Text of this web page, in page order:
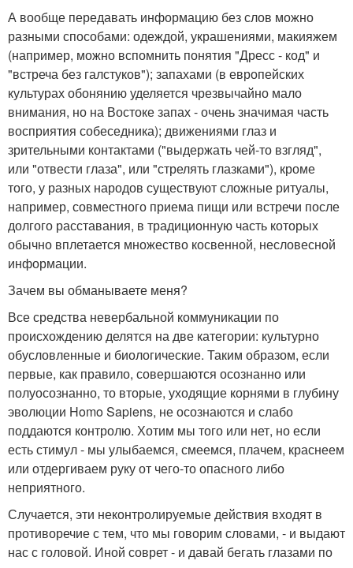
А вообще передавать информацию без слов можно
разными способами: одеждой, украшениями, макияжем
(например, можно вспомнить понятия "Дресс - код" и
"встреча без галстуков"); запахами (в европейских
культурах обонянию уделяется чрезвычайно мало
внимания, но на Востоке запах - очень значимая часть
восприятия собеседника); движениями глаз и
зрительными контактами ("выдержать чей-то взгляд",
или "отвести глаза", или "стрелять глазками"), кроме
того, у разных народов существуют сложные ритуалы,
например, совместного приема пищи или встречи после
долгого расставания, в традиционную часть которых
обычно вплетается множество косвенной, несловесной
информации.
Зачем вы обманываете меня?
Все средства невербальной коммуникации по
происхождению делятся на две категории: культурно
обусловленные и биологические. Таким образом, если
первые, как правило, совершаются осознанно или
полуосознанно, то вторые, уходящие корнями в глубину
эволюции Homo Sapiens, не осознаются и слабо
поддаются контролю. Хотим мы того или нет, но если
есть стимул - мы улыбаемся, смеемся, плачем, краснеем
или отдергиваем руку от чего-то опасного либо
неприятного.
Случается, эти неконтролируемые действия входят в
противоречие с тем, что мы говорим словами, - и выдают
нас с головой. Иной соврет - и давай бегать глазами по